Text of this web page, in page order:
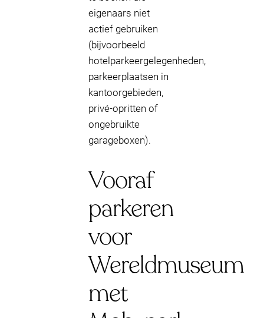
eigenaars niet
actief gebruiken
(bijvoorbeeld
hotelparkeergelegenheden,
parkeerplaatsen in
kantoorgebieden,
privé-opritten of
ongebruikte
garageboxen).
Vooraf
parkeren
voor
Wereldmuseum
met